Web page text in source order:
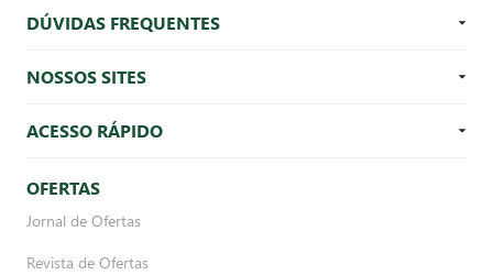
DÚVIDAS FREQUENTES
NOSSOS SITES
ACESSO RÁPIDO
OFERTAS
Jornal de Ofertas
Revista de Ofertas